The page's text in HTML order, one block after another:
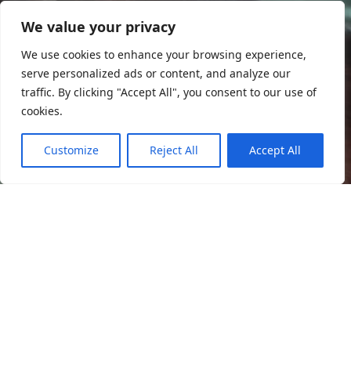
We value your privacy
We use cookies to enhance your browsing experience,
serve personalized ads or content, and analyze our
traffic. By clicking "Accept All", you consent to our use of
cookies.
Customize Reject All Accept All